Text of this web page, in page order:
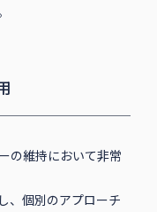
の維持において非常
、個別のアプローチ